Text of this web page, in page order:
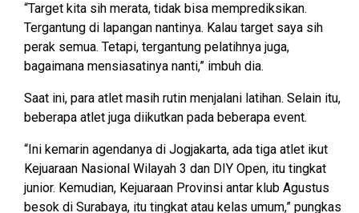
“Target kita sih merata, tidak bisa memprediksikan.
Tergantung di lapangan nantinya. Kalau target saya sih
perak semua. Tetapi, tergantung pelatihnya juga,
bagaimana mensiasatinya nanti,” imbuh dia.
Saat ini, para atlet masih rutin menjalani latihan. Selain itu,
beberapa atlet juga diikutkan pada beberapa event.
“Ini kemarin agendanya di Jogjakarta, ada tiga atlet ikut
Kejuaraan Nasional Wilayah 3 dan DIY Open, itu tingkat
junior. Kemudian, Kejuaraan Provinsi antar klub Agustus
besok di Surabaya, itu tingkat atau kelas umum,” pungkas